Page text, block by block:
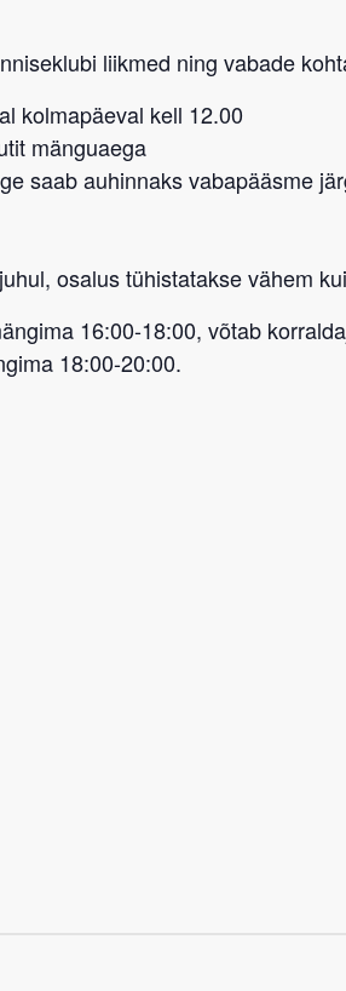
liikmed ning vabade
kolmapäeval kell 12.00
mänguaega
saab auhinnaks vabapääsme
osalus tühistatakse vähem
16:00-18:00, võtab
18:00-20:00.